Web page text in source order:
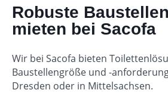
Robuste
mieten bei Sacofa
Wir bei Sacofa bieten
Baustellengröße und -
Dresden oder in Mittelsachsen.